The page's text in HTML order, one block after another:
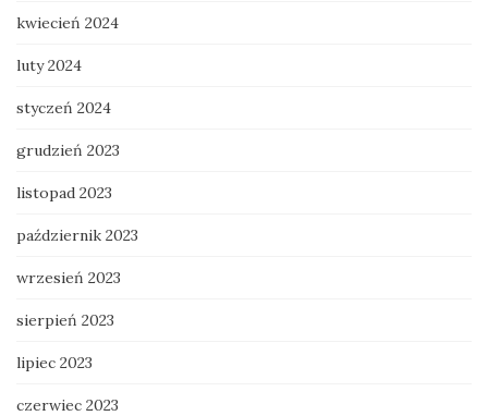
kwiecień 2024
luty 2024
styczeń 2024
grudzień 2023
listopad 2023
październik 2023
wrzesień 2023
sierpień 2023
lipiec 2023
czerwiec 2023